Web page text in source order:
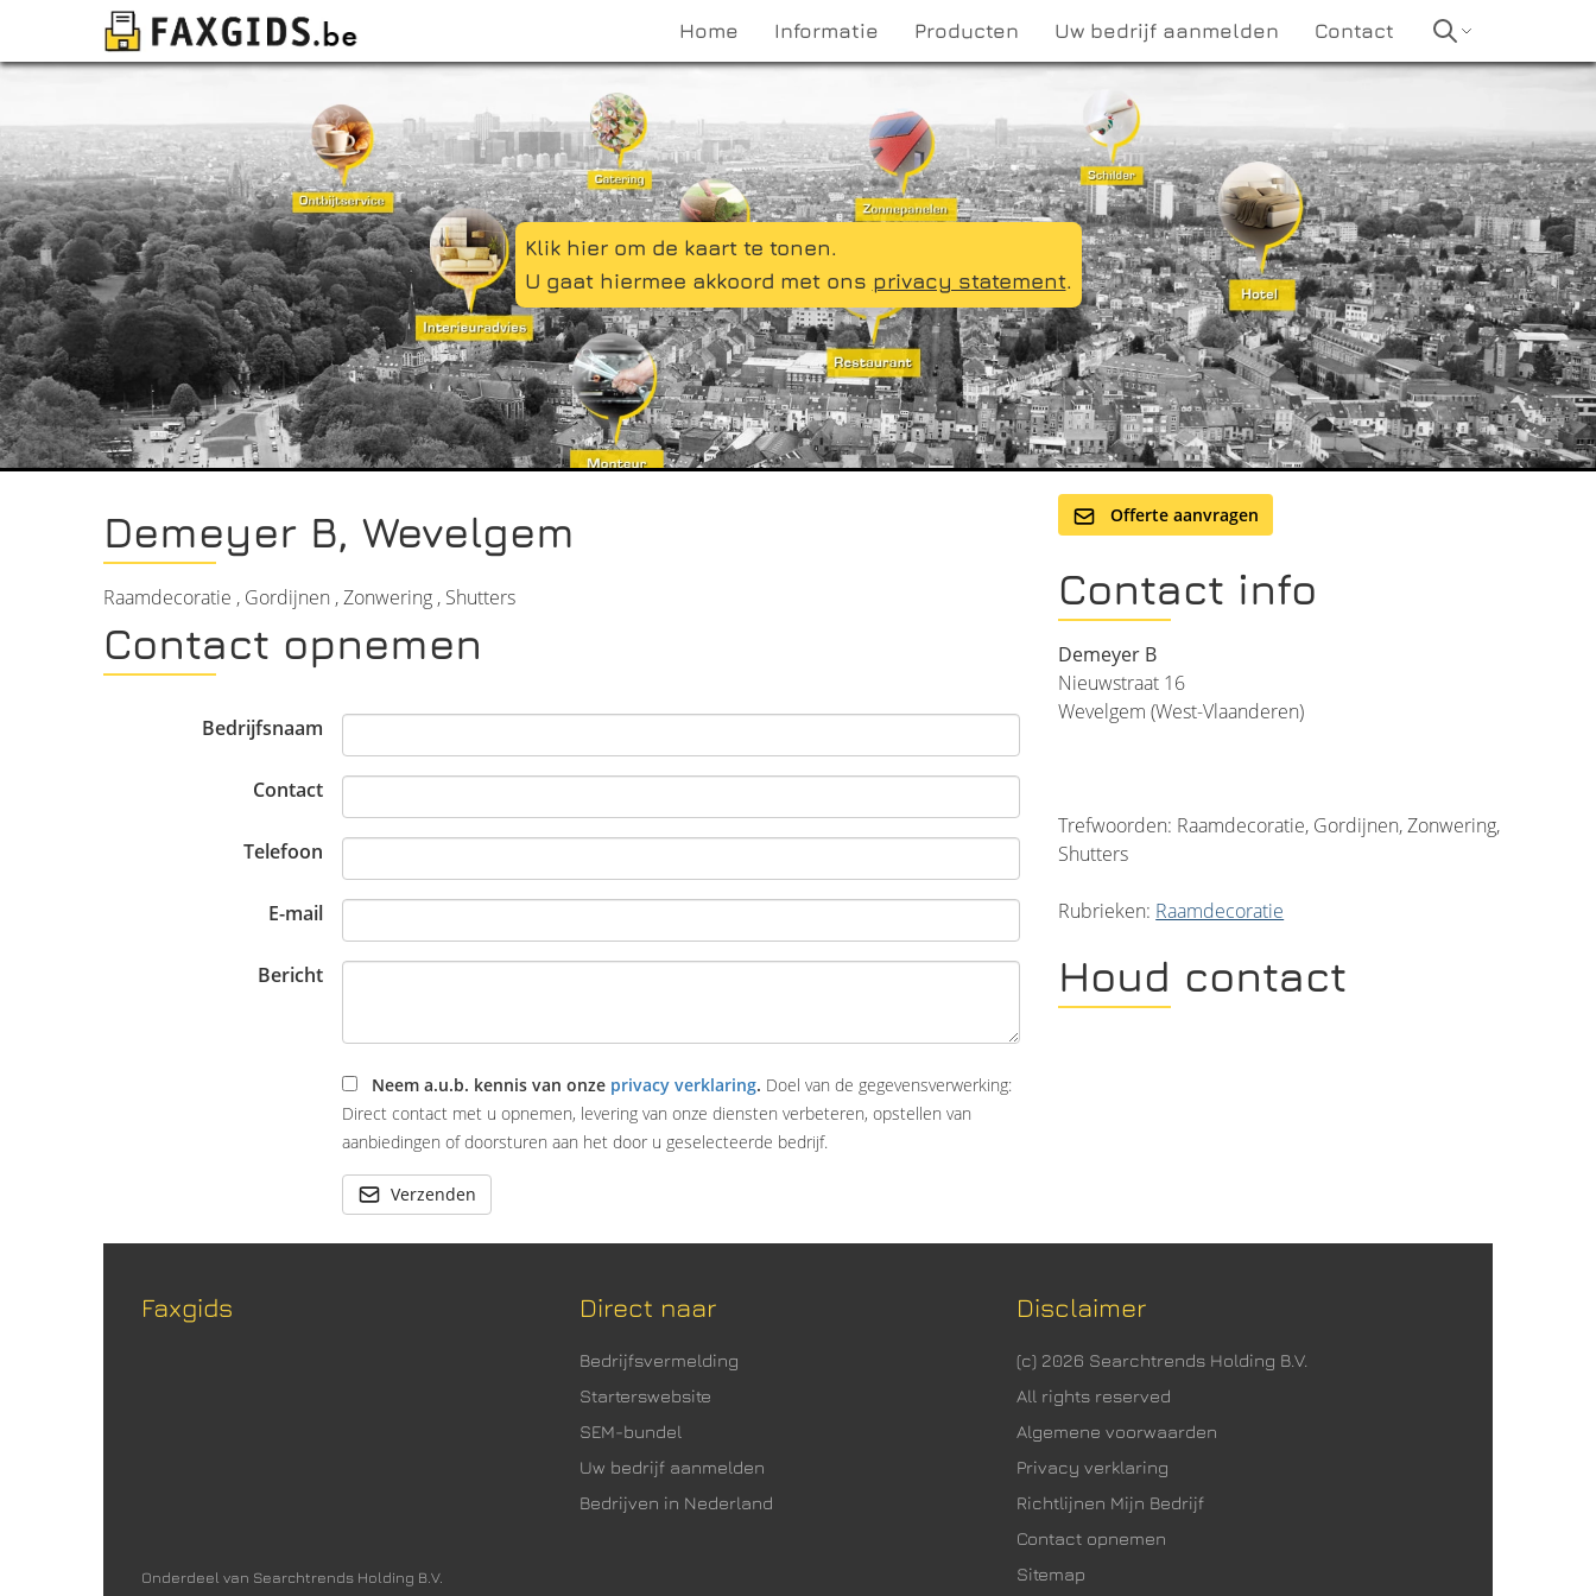
Home Informatie Producten Uw bedrijf aanmelden Contact
Klik hier om de kaart te tonen.
U gaat hiermee akkoord met ons privacy statement.
Demeyer B, Wevelgem
Raamdecoratie , Gordijnen , Zonwering , Shutters
Contact opnemen
Bedrijfsnaam
Contact
Telefoon
E-mail
Bericht
Neem a.u.b. kennis van onze privacy verklaring. Doel van de gegevensverwerking:
Direct contact met u opnemen, levering van onze diensten verbeteren, opstellen van
aanbiedingen of doorsturen aan het door u geselecteerde bedrijf.
Verzenden
Offerte aanvragen
Contact info
Demeyer B
Nieuwstraat 16
Wevelgem (West-Vlaanderen)
Trefwoorden: Raamdecoratie, Gordijnen, Zonwering,
Shutters
Rubrieken: Raamdecoratie
Houd contact
Faxgids
Onderdeel van Searchtrends Holding B.V.
Direct naar
Bedrijfsvermelding
Starterswebsite
SEM-bundel
Uw bedrijf aanmelden
Bedrijven in Nederland
Disclaimer
(c) 2026 Searchtrends Holding B.V.
All rights reserved
Algemene voorwaarden
Privacy verklaring
Richtlijnen Mijn Bedrijf
Contact opnemen
Sitemap